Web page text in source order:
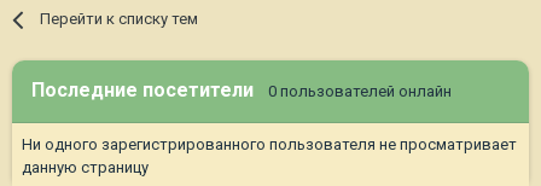
Перейти к списку тем
Последние посетители 0 пользователей онлайн
Ни одного зарегистрированного пользователя не просматривает
данную страницу